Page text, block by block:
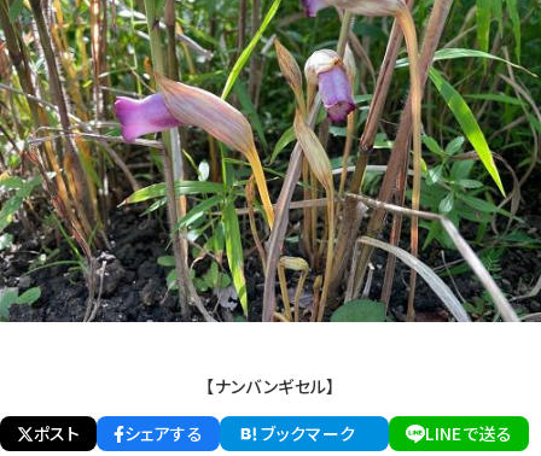
【ナンバンギセル】
ポスト
シェアする ブックマーク LINEで送る